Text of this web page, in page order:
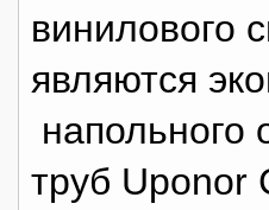
винилового
являются
напольного
труб Uponor